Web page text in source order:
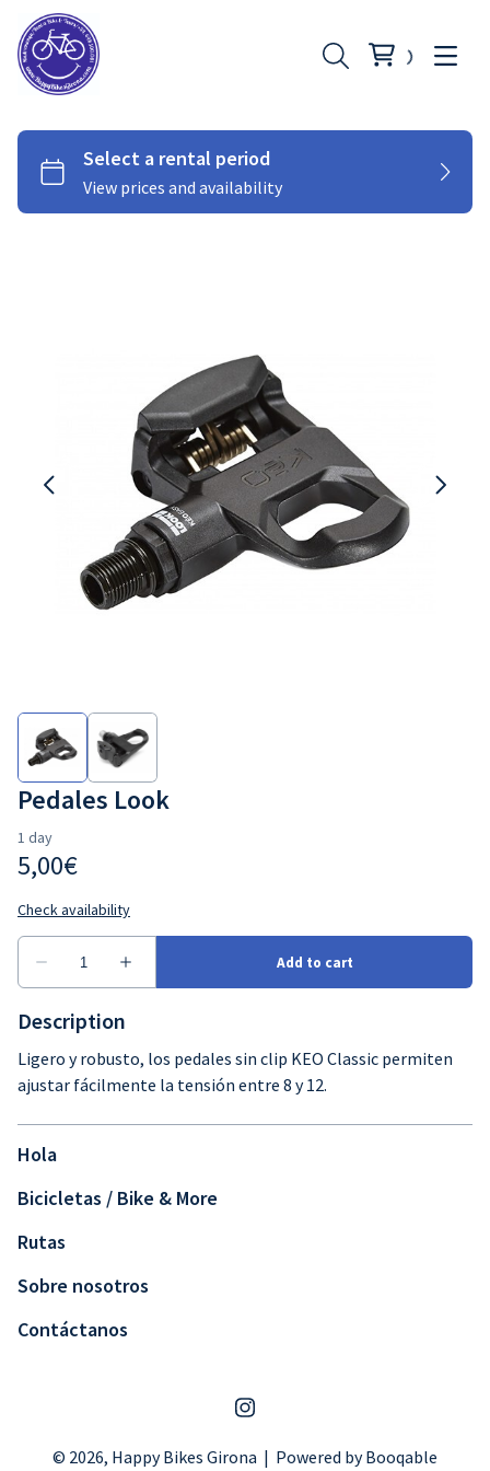
Pedales Look
Description
Ligero y robusto, los pedales sin clip KEO Classic permiten
ajustar fácilmente la tensión entre 8 y 12.
Hola
Bicicletas / Bike & More
Rutas
Sobre nosotros
Contáctanos
© 2026, Happy Bikes Girona | Powered by Booqable